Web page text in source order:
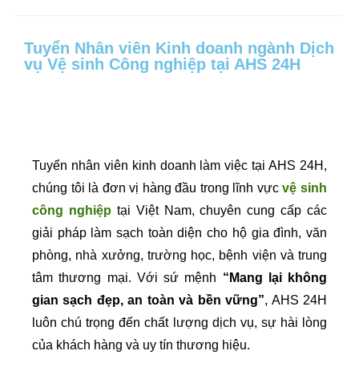
Tuyển Nhân viên Kinh doanh ngành Dịch
vụ Vệ sinh Công nghiệp tại AHS 24H
Tuyển nhân viên kinh doanh làm việc tại AHS 24H,
chúng tôi là đơn vị hàng đầu trong lĩnh vựcvệ sinh
công nghiệptại Việt Nam, chuyên cung cấp các
giải pháp làm sạch toàn diện cho hộ gia đình, văn
phòng, nhà xưởng, trường học, bệnh viện và trung
tâm thương mại. Với sứ mệnh “Mang lại không
gian sạch đẹp, an toàn và bền vững”, AHS 24H
luôn chú trọng đến chất lượng dịch vụ, sự hài lòng
của khách hàng và uy tín thương hiệu.